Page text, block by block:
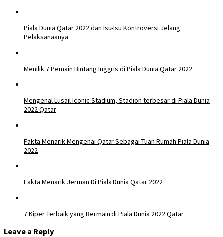
Piala Dunia Qatar 2022 dan Isu-Isu Kontroversi Jelang
Pelaksanaanya
Menilik 7 Pemain Bintang Inggris di Piala Dunia Qatar 2022
Mengenal Lusail Iconic Stadium, Stadion terbesar di Piala Dunia
2022 Qatar
Fakta Menarik Mengenai Qatar Sebagai Tuan Rumah Piala Dunia
2022
Fakta Menarik Jerman Di Piala Dunia Qatar 2022
7 Kiper Terbaik yang Bermain di Piala Dunia 2022 Qatar
Leave a Reply